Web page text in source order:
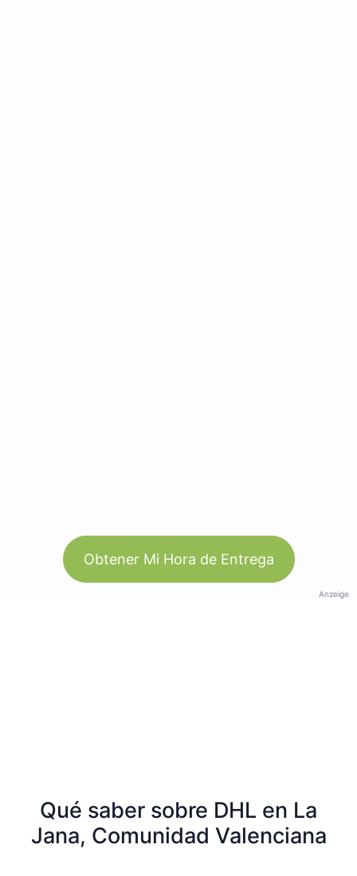
Obtener Mi Hora de Entrega
Anzeige
Qué saber sobre DHL en La
Jana, Comunidad Valenciana